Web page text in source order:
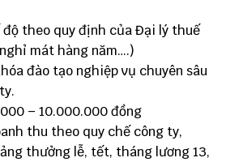
theo quy định của Đại lý thuế
mát hàng năm….)
đào tạo nghiệp vụ chuyên sâu
– 10.000.000 đồng
thu theo quy chế công ty,
thưởng lễ, tết, tháng lương 13,